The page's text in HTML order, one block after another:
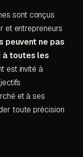
sont conçus
et entrepreneurs
peuvent ne pas
à toutes les
est invité à
et à ses
toute précision